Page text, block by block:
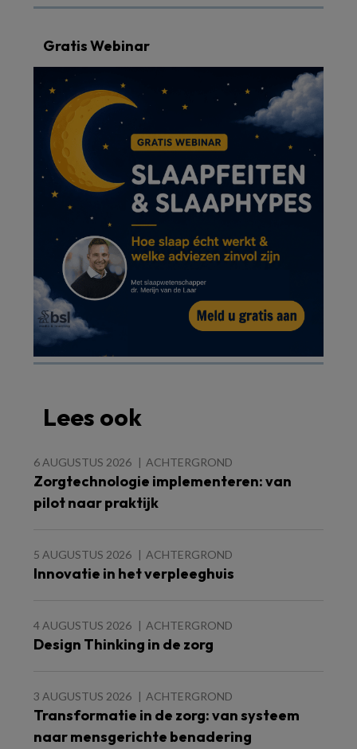
Gratis Webinar
Lees ook
6 AUGUSTUS 2026 ACHTERGROND
Zorgtechnologie implementeren: van
pilot naar praktijk
5 AUGUSTUS 2026 ACHTERGROND
Innovatie in het verpleeghuis
4 AUGUSTUS 2026 ACHTERGROND
Design Thinking in de zorg
3 AUGUSTUS 2026 ACHTERGROND
Transformatie in de zorg: van systeem
naar mensgerichte benadering